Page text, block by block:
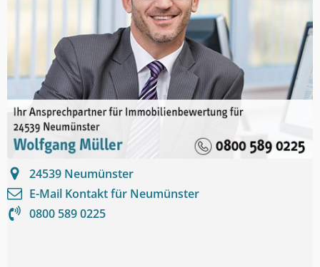
24539 Neumünster
E-Mail Kontakt für Neumünster
0800 589 0225